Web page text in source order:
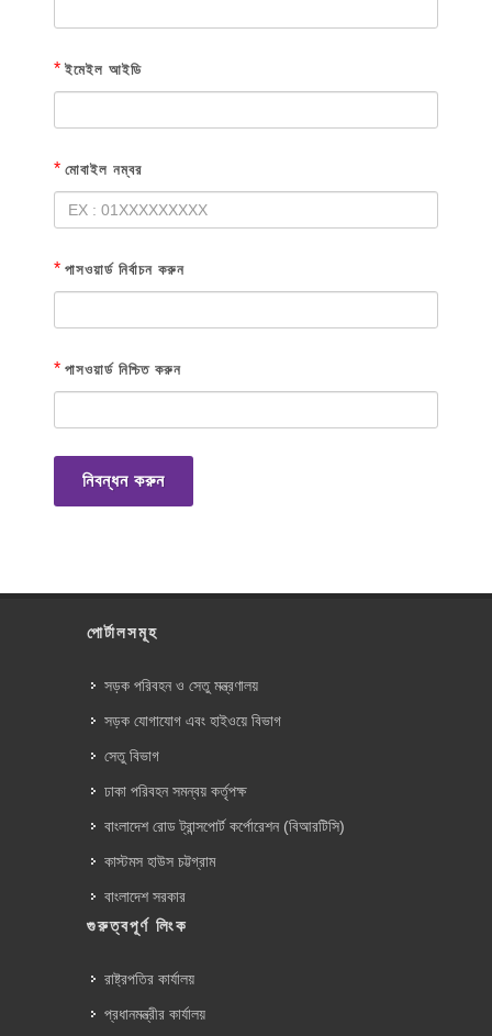
* ইমেইল আইডি
* মোবাইল নম্বর
* পাসওয়ার্ড নির্বাচন করুন
* পাসওয়ার্ড নিশ্চিত করুন
নিবন্ধন করুন
পোর্টালসমূহ
সড়ক পরিবহন ও সেতু মন্ত্রণালয়
সড়ক যোগাযোগ এবং হাইওয়ে বিভাগ
সেতু বিভাগ
ঢাকা পরিবহন সমন্বয় কর্তৃপক্ষ
বাংলাদেশ রোড ট্রান্সপোর্ট কর্পোরেশন (বিআরটিসি)
কাস্টমস হাউস চট্টগ্রাম
বাংলাদেশ সরকার
গুরুত্বপূর্ণ লিংক
রাষ্ট্রপতির কার্যালয়
প্রধানমন্ত্রীর কার্যালয়